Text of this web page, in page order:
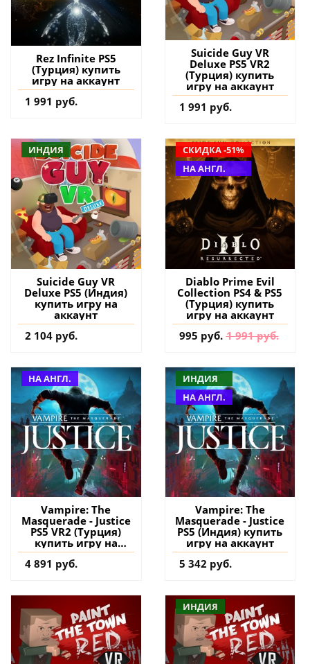
Rez Infinite PS5
(Турция) купить
игру на аккаунт
1 991 руб.
Suicide Guy VR
Deluxe PS5 VR2
(Турция) купить
игру на аккаунт
1 991 руб.
ИНДИЯ
Suicide Guy VR
Deluxe PS5 (Индия)
купить игру на
аккаунт
2 104 руб.
СКИДКА -51%
НА АНГЛ.
Diablo Prime Evil
Collection PS4 & PS5
(Турция) купить
игру на аккаунт
995 руб. 1 991 руб.
НА АНГЛ.
Vampire: The
Masquerade - Justice
PS5 VR2 (Турция)
купить игру на
аккаунт
4 891 руб.
ИНДИЯ
НА АНГЛ.
Vampire: The
Masquerade - Justice
PS5 (Индия) купить
игру на аккаунт
5 342 руб.
ИНДИЯ